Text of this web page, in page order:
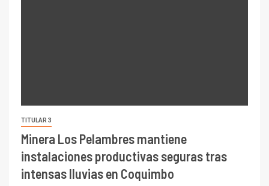
TITULAR 3
Minera Los Pelambres mantiene
instalaciones productivas seguras tras
intensas lluvias en Coquimbo